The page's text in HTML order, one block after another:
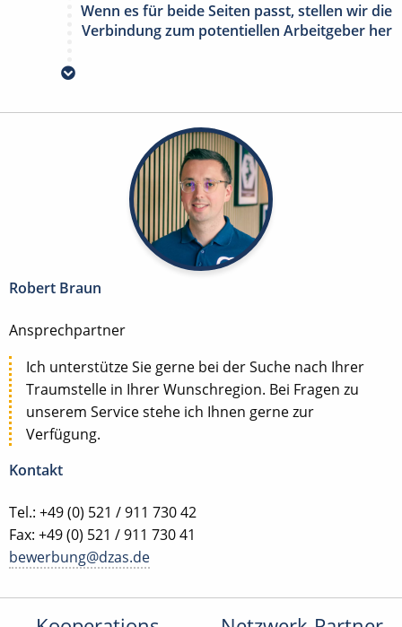
Wenn es für beide Seiten passt, stellen wir die
Verbindung zum potentiellen Arbeitgeber her
Robert Braun
Ansprechpartner
Ich unterstütze Sie gerne bei der Suche nach Ihrer
Traumstelle in Ihrer Wunschregion. Bei Fragen zu
unserem Service stehe ich Ihnen gerne zur
Verfügung.
Kontakt
Tel.: +49 (0) 521 / 911 730 42
Fax: +49 (0) 521 / 911 730 41
bewerbung@dzas.de